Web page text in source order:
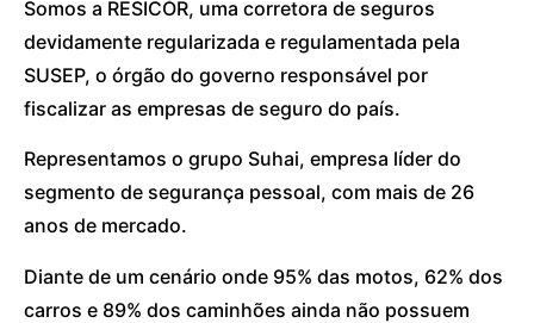
Somos a RESICÓR, uma corretora de seguros
devidamente regularizada e regulamentada pela
SUSEP, o órgão do governo responsável por
fiscalizar as empresas de seguro do país.
Representamos o grupo Suhai, empresa líder do
segmento de segurança pessoal, com mais de 26
anos de mercado.
Diante de um cenário onde 95% das motos, 62% dos
carros e 89% dos caminhões ainda não possuem